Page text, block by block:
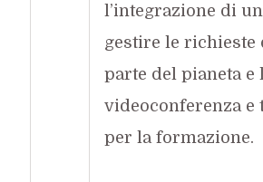
l’integrazione di
gestire le richieste
parte del pianeta
videoconferenza e
per la formazione.